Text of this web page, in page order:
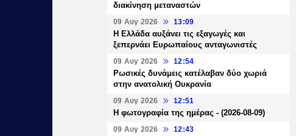
διακίνηση μεταναστών
09 Αυγ 2026 13:09
Η Ελλάδα αυξάνει τις εξαγωγές και
ξεπερνάει Ευρωπαίους ανταγωνιστές
09 Αυγ 2026 12:54
Ρωσικές δυνάμεις κατέλαβαν δύο χωριά
στην ανατολική Ουκρανία
09 Αυγ 2026 12:51
Η φωτογραφία της ημέρας - (2026-08-09)
09 Αυγ 2026 12:43